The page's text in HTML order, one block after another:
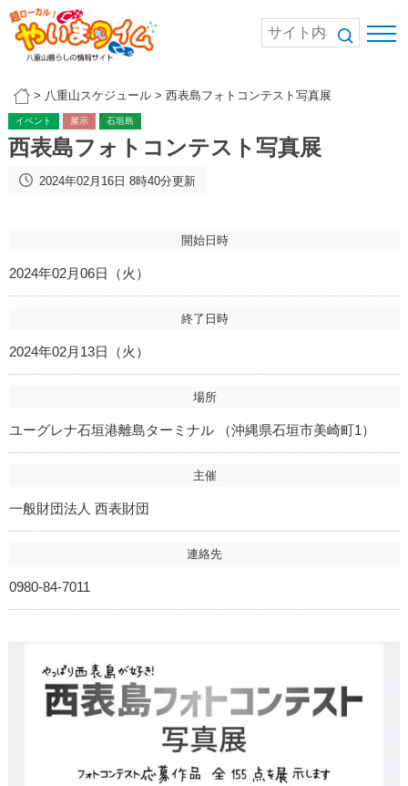
> 八重山スケジュール> 西表島フォトコンテスト写真展
イベント 展示 石垣島
西表島フォトコンテスト写真展
2024年02月16日 8時40分更新
開始日時
2024年02月06日（火）
終了日時
2024年02月13日（火）
場所
ユーグレナ石垣港離島ターミナル （沖縄県石垣市美崎町1）
主催
一般財団法人 西表財団
連絡先
0980-84-7011